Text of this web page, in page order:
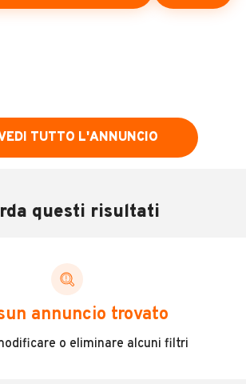
tagliandata.
TUTTO L'ANNUNCIO
questi risultati
annuncio trovato
o eliminare alcuni filtri